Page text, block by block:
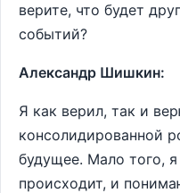
верите, что будет
событий?
Александр Шишкин:
Я как верил, так и
консолидированной
будущее. Мало того,
происходит, и